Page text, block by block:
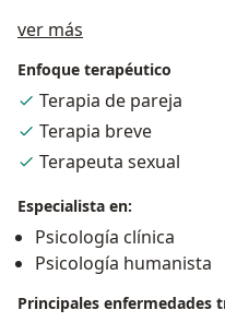
ver más
Enfoque terapéutico
Terapia de pareja
Terapia breve
Terapeuta sexual
Especialista en:
Psicología clínica
Psicología humanista
Principales enfermedades